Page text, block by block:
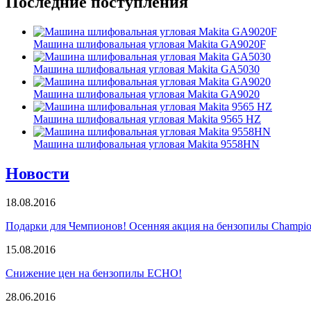
Машина шлифовальная угловая Makita GA9020F
Машина шлифовальная угловая Makita GA5030
Машина шлифовальная угловая Makita GA9020
Машина шлифовальная угловая Makita 9565 HZ
Машина шлифовальная угловая Makita 9558HN
Новости
18.08.2016
Подарки для Чемпионов! Осенняя акция на бензопилы
15.08.2016
Снижение цен на бензопилы ECHO!
28.06.2016